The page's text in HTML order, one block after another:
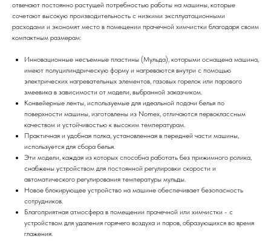
отвечают постоянно растущей потребностью работы на машины, которые
сочетают высокую производительность с низкими эксплуатационными
расходами и экономят место в помещении прачечной химчистки благодаря своим
компактным размерам:
Инновационные несъемные пластины (Мульда), которыми оснащена машина,
имеют полуцилиндрическую форму и нагреваются внутри с помощью
электрических нагревательных элементов, газовых горелок или парового
змеевика в зависимости от модели, выбранной заказчиком.
Конвейерные ленты, используемые для идеальной подачи белья по
поверхности машины, изготовлены из Nomex, отличаются первоклассным
качеством и устойчивостью к высоким температурам.
Практичная и удобная полка, установленная в передней части машины,
используется для сбора белья.
Эти модели, каждая из которых способна работать без прижимного ролика,
снабжены устройством для постоянной регулировки скорости и
автоматического регулирования температуры мульды.
Новое блокирующее устройство на машине обеспечивает безопасность
сотрудников.
Благоприятная атмосфера в помещении прачечной или химчистки - с
устройством для удаления горячего воздуха и паров, образующихся во время
глажения.